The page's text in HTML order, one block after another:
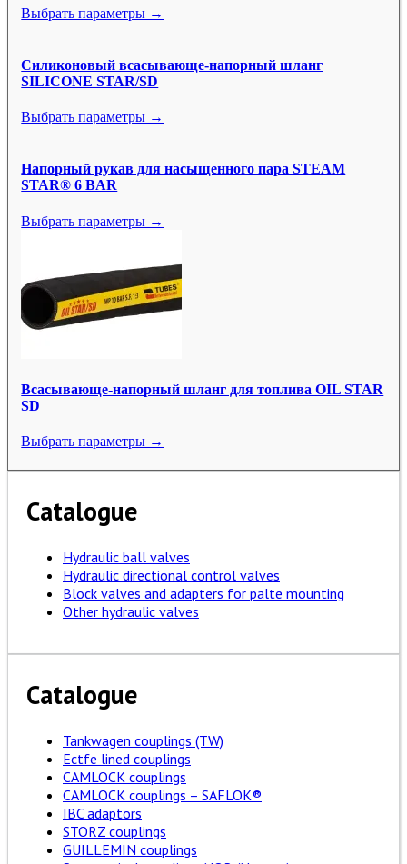
Выбрать параметры →
Силиконовый всасывающе-напорный шланг
SILICONE STAR/SD
Выбрать параметры →
Напорный рукав для насыщенного пара STEAM
STAR® 6 BAR
Выбрать параметры →
Всасывающе-напорный шланг для топлива OIL STAR
SD
Выбрать параметры →
Catalogue
Hydraulic ball valves
Hydraulic directional control valves
Block valves and adapters for palte mounting
Other hydraulic valves
Catalogue
Tankwagen couplings (TW)
Ectfe lined couplings
CAMLOCK couplings
CAMLOCK couplings – SAFLOK®
IBC adaptors
STORZ couplings
GUILLEMIN couplings